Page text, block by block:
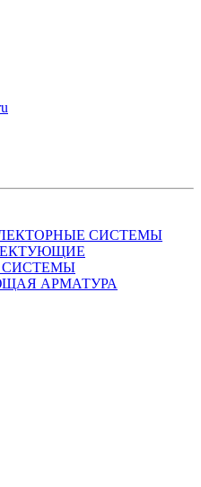
СИСТЕМЫ
АРМАТУРА